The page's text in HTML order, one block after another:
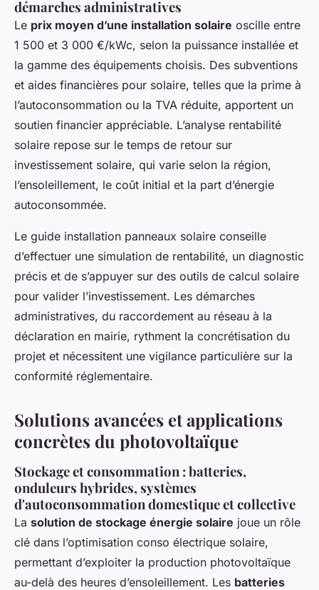
démarches administratives
Le prix moyen d’une installation solaire oscille entre
1 500 et 3 000 €/kWc, selon la puissance installée et
la gamme des équipements choisis. Des subventions
et aides financières pour solaire, telles que la prime à
l’autoconsommation ou la TVA réduite, apportent un
soutien financier appréciable. L’analyse rentabilité
solaire repose sur le temps de retour sur
investissement solaire, qui varie selon la région,
l’ensoleillement, le coût initial et la part d’énergie
autoconsommée.
Le guide installation panneaux solaire conseille
d’effectuer une simulation de rentabilité, un diagnostic
précis et de s’appuyer sur des outils de calcul solaire
pour valider l’investissement. Les démarches
administratives, du raccordement au réseau à la
déclaration en mairie, rythment la concrétisation du
projet et nécessitent une vigilance particulière sur la
conformité réglementaire.
Solutions avancées et applications
concrètes du photovoltaïque
Stockage et consommation : batteries,
onduleurs hybrides, systèmes
d'autoconsommation domestique et collective
La solution de stockage énergie solaire joue un rôle
clé dans l’optimisation conso électrique solaire,
permettant d’exploiter la production photovoltaïque
au-delà des heures d’ensoleillement. Les batteries